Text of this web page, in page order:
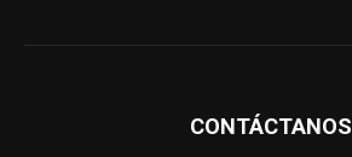
CONTÁCTANOS